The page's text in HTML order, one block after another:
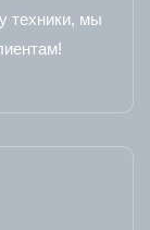
техники, мы